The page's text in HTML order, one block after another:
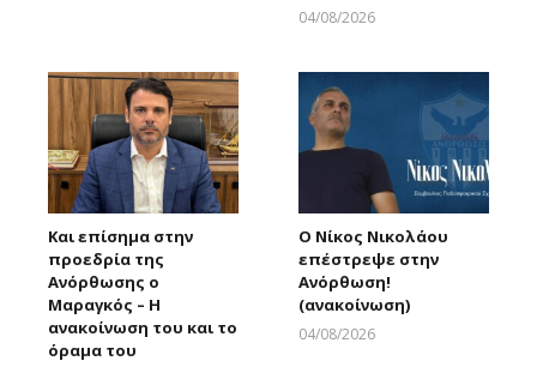
04/08/2026
Και επίσημα στην
προεδρία της
Ανόρθωσης ο
Μαραγκός – Η
ανακοίνωση του και το
όραμα του
Ο Νίκος Νικολάου
επέστρεψε στην
Ανόρθωση!
(ανακοίνωση)
04/08/2026